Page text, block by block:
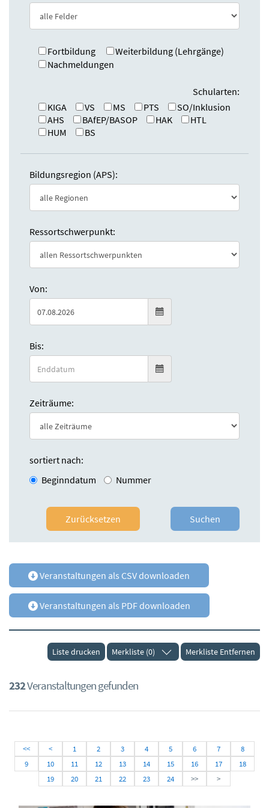
Fortbildung
Weiterbildung (Lehrgänge)
Nachmeldungen
Schularten:
KIGA
VS MS PTS
SO/Inklusion
AHS
BAfEP/BASOP HAK
HTL
HUM
BS
Bildungsregion (APS):
Ressortschwerpunkt:
Von:
Bis:
Zeiträume:
sortiert nach:
Beginndatum
Nummer
Zurücksetzen Suchen
Veranstaltungen als CSV downloaden
Veranstaltungen als PDF downloaden
Liste drucken Merkliste (0) Merkliste Entfernen
232Veranstaltungen gefunden
<< < 1 2 3 4 5 6 7
8
9
10 11 12 13 14 15 16 17
18
19
20 21 22 23 24 >> >